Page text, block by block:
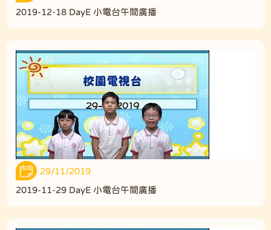
2019-12-18 DayE 小電台午間廣播
29/11/2019
2019-11-29 DayE 小電台午間廣播